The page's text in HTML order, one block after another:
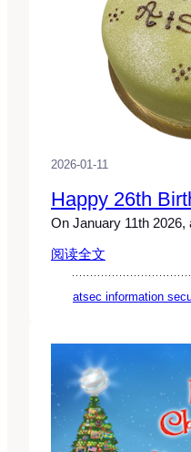
2026-01-11
Happy 26th
On January 11th
阅读全文
atsec information